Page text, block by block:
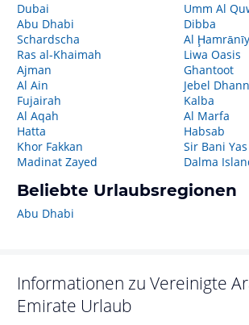
Dubai
Abu Dhabi
Schardscha
Ras al-Khaimah
Ajman
Al Ain
Fujairah
Al Aqah
Hatta
Khor Fakkan
Madinat Zayed
Umm Al
Dibba
Al
Liwa Oasis
Ghantoot
Jebel
Kalba
Al Marfa
Habsab
Sir Bani
Dalma
Beliebte Urlaubsregionen
Abu Dhabi
Informationen zu Vereinigte
Emirate Urlaub